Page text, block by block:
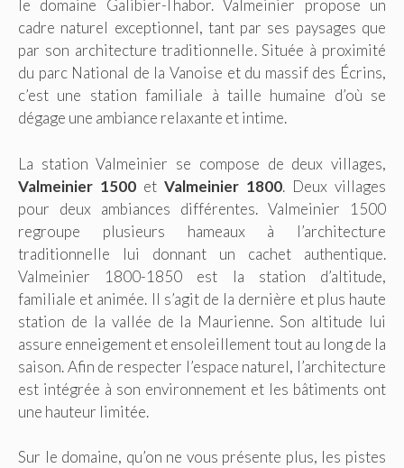
le domaine Galibier-Thabor. Valmeinier propose un
cadre naturel exceptionnel, tant par ses paysages que
par son architecture traditionnelle. Située à proximité
du parc National de la Vanoise et du massif des Écrins,
c’est une station familiale à taille humaine d’où se
dégage une ambiance relaxante et intime.
La station Valmeinier se compose de deux villages,
Valmeinier 1500 et Valmeinier 1800. Deux villages
pour deux ambiances différentes. Valmeinier 1500
regroupe plusieurs hameaux à l’architecture
traditionnelle lui donnant un cachet authentique.
Valmeinier 1800-1850 est la station d’altitude,
familiale et animée. Il s’agit de la dernière et plus haute
station de la vallée de la Maurienne. Son altitude lui
assure enneigement et ensoleillement tout au long de la
saison. Afin de respecter l’espace naturel, l’architecture
est intégrée à son environnement et les bâtiments ont
une hauteur limitée.
Sur le domaine, qu’on ne vous présente plus, les pistes